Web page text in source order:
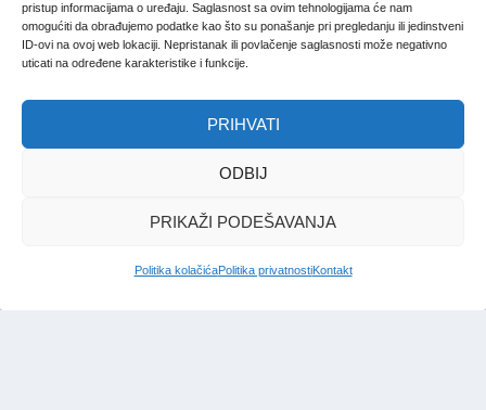
pristup informacijama o uređaju. Saglasnost sa ovim tehnologijama će nam
omogućiti da obrađujemo podatke kao što su ponašanje pri pregledanju ili jedinstveni
ID-ovi na ovoj web lokaciji. Nepristanak ili povlačenje saglasnosti može negativno
uticati na određene karakteristike i funkcije.
PRIHVATI
ODBIJ
PRIKAŽI PODEŠAVANJA
Politika kolačićaPolitika privatnostiKontakt